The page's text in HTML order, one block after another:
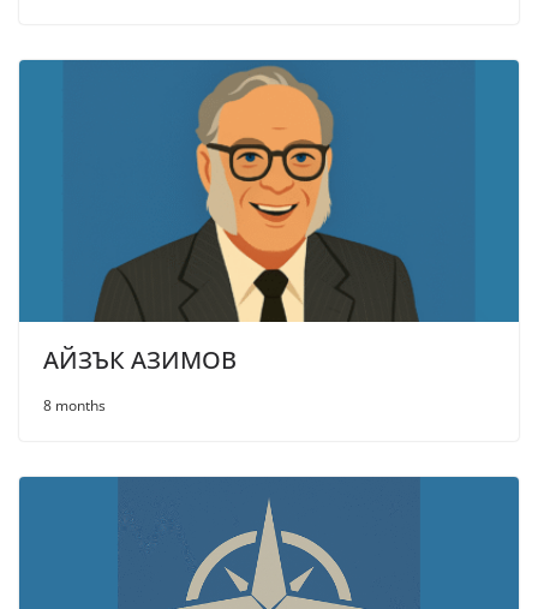
АЙЗЪК АЗИМОВ
8 months